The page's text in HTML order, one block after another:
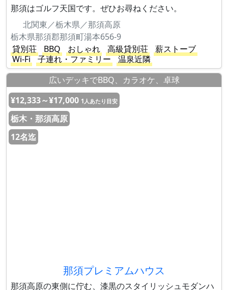
那須はゴルフ天国です。ぜひお尋ねください。
北関東／栃木県／那須高原
栃木県那須郡那須町湯本656-9
貸別荘
BBQ おしゃれ 高級貸別荘
薪ストーブ
Wi-Fi
子連れ・ファミリー
温泉近隣
広いデッキでBBQ、カラオケ、卓球
¥12,333～¥17,000 1人あたり目安
栃木・那須高原
12名迄
那須プレミアムハウス
那須高原の東側に佇む、漆黒のスタイリッシュモダンハ